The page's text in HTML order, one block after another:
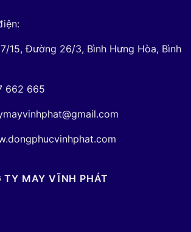
15, Đường 26/3, Bình Hưng Hòa, Bình
662 665
TY MAY VĨNH PHÁT